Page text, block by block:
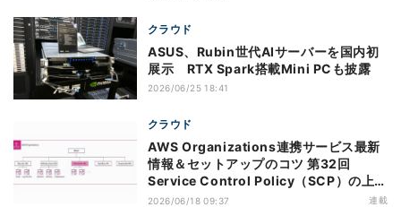
クラウド
ASUS、Rubin世代AIサーバーを国内初
展示 RTX Spark搭載Mini PCも披露
2026/06/25 18:41
クラウド
AWS Organizations連携サービス最新
情報＆セットアップのコツ 第32回
Service Control Policy（SCP）の上限
緩和のアップデートがもたらすメリット
2026/06/18 09:37 連載